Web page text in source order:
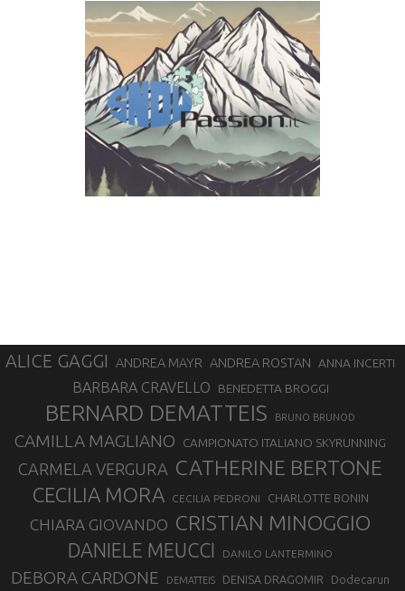
ALICE GAGGI ANDREA MAYR ANDREA ROSTAN ANNA INCERTI
BARBARA CRAVELLO BENEDETTA BROGGI
BERNARD DEMATTEIS BRUNO BRUNOD
CAMILLA MAGLIANO CAMPIONATO ITALIANO SKYRUNNING
CARMELA VERGURA CATHERINE BERTONE
CECILIA MORA CECILIA PEDRONI CHARLOTTE BONIN
CHIARA GIOVANDO CRISTIAN MINOGGIO
DANIELE MEUCCI DANILO LANTERMINO
DEBORA CARDONE DEMATTEIS DENISA DRAGOMIR Dodecarun